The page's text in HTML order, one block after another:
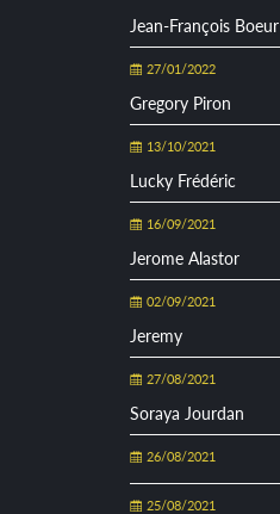
Jean-François Boeur
27/01/2022
Gregory Piron
13/10/2021
Lucky Frédéric
16/09/2021
Jerome Alastor
02/09/2021
Jeremy
27/08/2021
Soraya Jourdan
26/08/2021
25/08/2021